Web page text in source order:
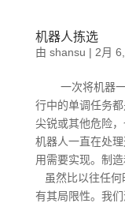
机器人拣选
由 shansu | 2月
一次将机器一
行中的单调任务
尖锐或其他危险
机器人一直在处
用需要实现。制
虽然比以往任何
有其局限性。我